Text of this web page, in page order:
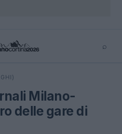
⌕
Milano-
delle gare di